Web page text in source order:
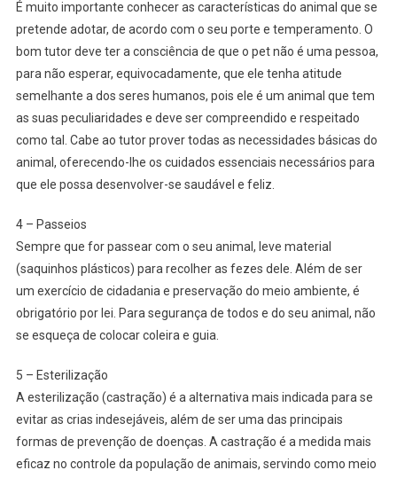
É muito importante conhecer as características do animal que se
pretende adotar, de acordo com o seu porte e temperamento. O
bom tutor deve ter a consciência de que o pet não é uma pessoa,
para não esperar, equivocadamente, que ele tenha atitude
semelhante a dos seres humanos, pois ele é um animal que tem
as suas peculiaridades e deve ser compreendido e respeitado
como tal. Cabe ao tutor prover todas as necessidades básicas do
animal, oferecendo-lhe os cuidados essenciais necessários para
que ele possa desenvolver-se saudável e feliz.
4 – Passeios
Sempre que for passear com o seu animal, leve material
(saquinhos plásticos) para recolher as fezes dele. Além de ser
um exercício de cidadania e preservação do meio ambiente, é
obrigatório por lei. Para segurança de todos e do seu animal, não
se esqueça de colocar coleira e guia.
5 – Esterilização
A esterilização (castração) é a alternativa mais indicada para se
evitar as crias indesejáveis, além de ser uma das principais
formas de prevenção de doenças. A castração é a medida mais
eficaz no controle da população de animais, servindo como meio